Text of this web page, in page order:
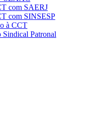
com SAERJ
com SINSESP
à CCT
Patronal